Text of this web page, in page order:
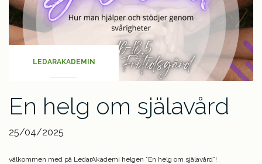
LEDARAKADEMIN
En helg om själavård
25/04/2025
välkommen med på LedarAkademi helgen ”En helg om själavård”!